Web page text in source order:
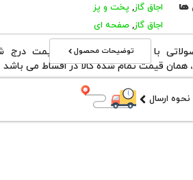
ها
اجاق گاز, پخت و پز
اجاق گاز,صفحه ای
توضیحات محصول
با نوع فروش اقساطی قیمت درج
همان قیمت تمام شده کالا در اقساط می باشد
ارسال